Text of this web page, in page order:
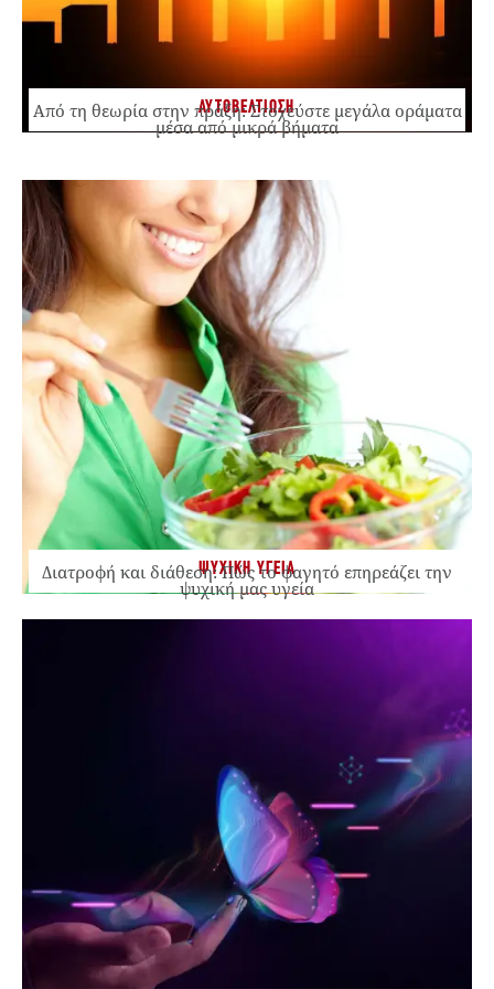
ΑΥΤΟΒΕΛΤΙΩΣΗ
Από τη θεωρία στην πράξη: Στοχεύστε μεγάλα οράματα
μέσα από μικρά βήματα
ΨΥΧΙΚΗ ΥΓΕΙΑ
Διατροφή και διάθεση: Πώς το φαγητό επηρεάζει την
ψυχική μας υγεία